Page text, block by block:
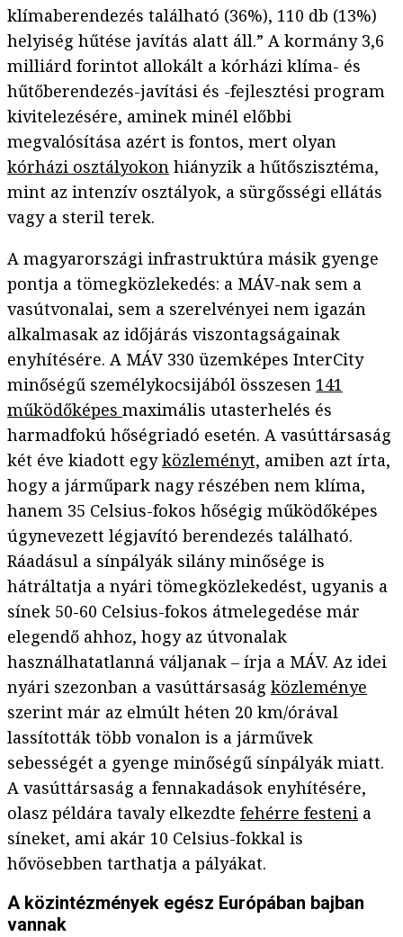
klímaberendezés található (36%), 110 db (13%)
helyiség hűtése javítás alatt áll.” A kormány 3,6
milliárd forintot allokált a kórházi klíma- és
hűtőberendezés-javítási és -fejlesztési program
kivitelezésére, aminek minél előbbi
megvalósítása azért is fontos, mert olyan
kórházi osztályokon hiányzik a hűtőszisztéma,
mint az intenzív osztályok, a sürgősségi ellátás
vagy a steril terek.
A magyarországi infrastruktúra másik gyenge
pontja a tömegközlekedés: a MÁV-nak sem a
vasútvonalai, sem a szerelvényei nem igazán
alkalmasak az időjárás viszontagságainak
enyhítésére. A MÁV 330 üzemképes InterCity
minőségű személykocsijából összesen 141
működőképes maximális utasterhelés és
harmadfokú hőségriadó esetén. A vasúttársaság
két éve kiadott egyközleményt, amiben azt írta,
hogy a járműpark nagy részében nem klíma,
hanem 35 Celsius-fokos hőségig működőképes
úgynevezett légjavító berendezés található.
Ráadásul a sínpályák silány minősége is
hátráltatja a nyári tömegközlekedést, ugyanis a
sínek 50-60 Celsius-fokos átmelegedése már
elegendő ahhoz, hogy az útvonalak
használhatatlanná váljanak – írja a MÁV. Az idei
nyári szezonban a vasúttársaság közleménye
szerint már az elmúlt héten 20 km/órával
lassították több vonalon is a járművek
sebességét a gyenge minőségű sínpályák miatt.
A vasúttársaság a fennakadások enyhítésére,
olasz példára tavaly elkezdte fehérre festeni a
síneket, ami akár 10 Celsius-fokkal is
hővösebben tarthatja a pályákat.
A közintézmények egész Európában bajban
vannak